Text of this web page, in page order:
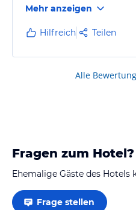
Mehr anzeigen
Hilfreich Teilen
Alle
Fragen zum Hotel?
Ehemalige Gäste des Hotels
Frage stellen